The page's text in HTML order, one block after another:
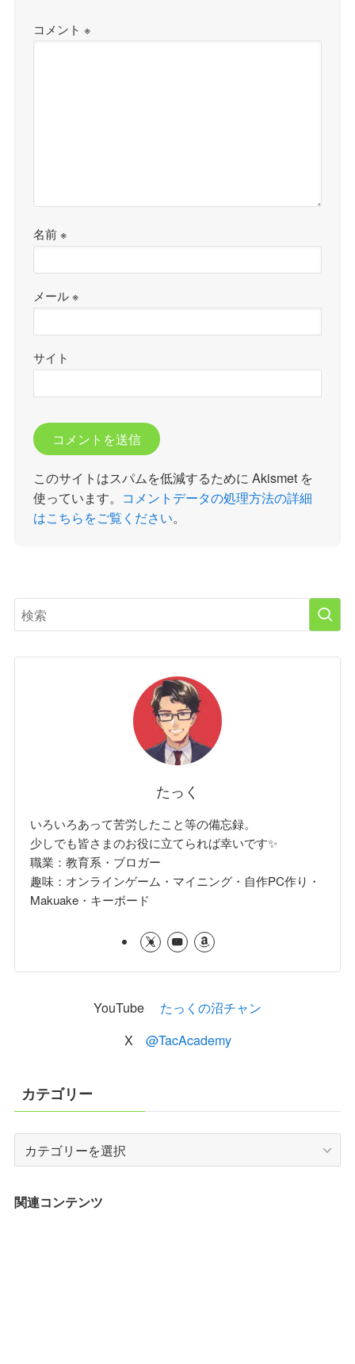
コメント※
名前※
メール※
サイト
このサイトはスパムを低減するために Akismet を
使っています。 コメントデータの処理方法の詳細
はこちらをご覧ください。
たっく
いろいろあって苦労したこと等の備忘録。
少しでも皆さまのお役に立てられば幸いです✨
職業：教育系・ブロガー
趣味：オンラインゲーム・マイニング・自作PC作り・
Makuake・キーボード
YouTube たっくの沼チャン
X @TacAcademy
カテゴリー
テ
リ
関連コンテンツ